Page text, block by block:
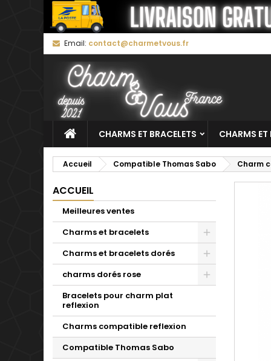
Email: contact@charmetvous.fr
CHARMS ET BRACELETS CHARMS ET
Accueil Compatible Thomas Sabo Charm
ACCUEIL
Meilleures ventes
Charms et bracelets
Charms et bracelets dorés
charms dorés rose
Bracelets pour charm plat
reflexion
Charms compatible reflexion
Compatible Thomas Sabo